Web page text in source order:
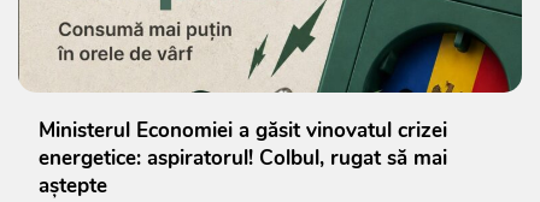
Ministerul Economiei a găsit vinovatul crizei
energetice: aspiratorul! Colbul, rugat să mai
aștepte